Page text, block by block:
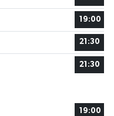
19:00
21:30
21:30
19:00